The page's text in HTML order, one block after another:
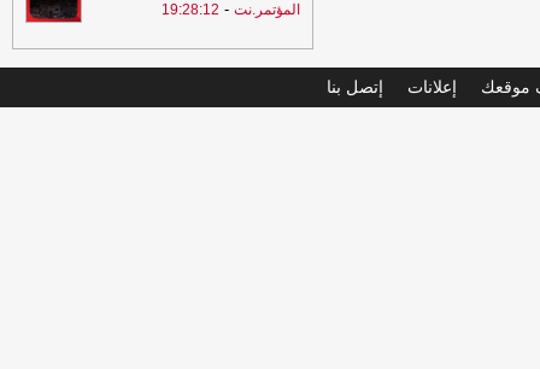
المؤتمر.نت -
19:28:12
موقعك إعلانات إتصل بنا